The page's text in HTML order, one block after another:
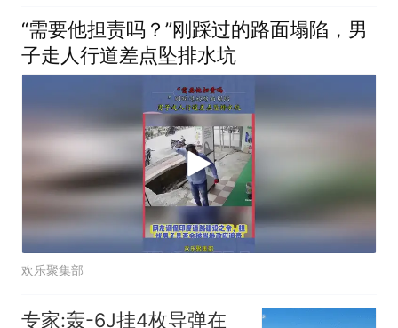
“需要他担责吗？”刚踩过的路面塌陷，男
子走人行道差点坠排水坑
欢乐聚集部
专家:轰-6J挂4枚导弹在